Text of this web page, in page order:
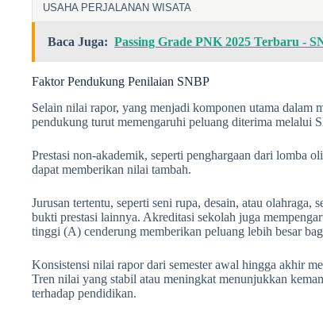
USAHA PERJALANAN WISATA
Baca Juga: Passing Grade PNK 2025 Terbaru -
Faktor Pendukung Penilaian SNBP
Selain nilai rapor, yang menjadi komponen utama dalam
pendukung turut memengaruhi peluang diterima melalui
Prestasi non-akademik, seperti penghargaan dari lomba
dapat memberikan nilai tambah.
Jurusan tertentu, seperti seni rupa, desain, atau
bukti prestasi lainnya. Akreditasi sekolah juga
tinggi (A) cenderung memberikan peluang lebih besar
Konsistensi nilai rapor dari semester awal hingga akhir
Tren nilai yang stabil atau meningkat menunjukkan
terhadap pendidikan.